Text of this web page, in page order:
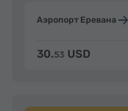
Аэропорт Еревана
30.53 USD